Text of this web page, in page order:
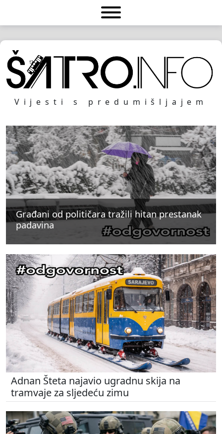
Vijesti s predumišljajem
Građani od političara tražili hitan prestanak
padavina
Građani od političara tražili hitan prestanak
padavina
Građani od političara tražili hitan prestanak
padavina
Adnan Šteta najavio ugradnu skija na
tramvaje za sljedeću zimu